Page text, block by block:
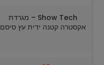
Show Tech – מגרדת
אקסטרה קטנה ידית עץ סיסם